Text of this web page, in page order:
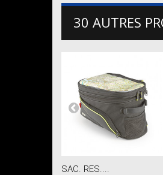
30 AUTRES
SAC. RES....